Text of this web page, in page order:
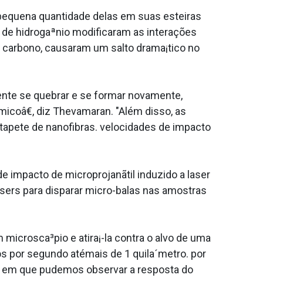
quantidade delas em suas esteiras
hidrogaªnio modificaram as interações
causaram um salto drama¡tico no
se quebrar e se formar novamente,
diz Thevamaran. "Além disso, as
de nanofibras. velocidades de impacto
impacto de microprojanãtil induzido a laser
para disparar micro-balas nas amostras
e atira¡-la contra o alvo de uma
por segundo atémais de 1 quila´metro. por
que pudemos observar a resposta do